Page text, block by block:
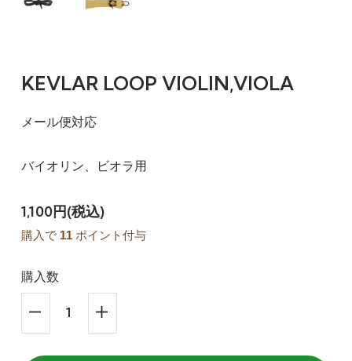
KEVLAR LOOP VIOLIN,VIOLA
メール便対応
バイオリン、ビオラ用
1,100円(税込)
購入で 11ポイント付与
購入数